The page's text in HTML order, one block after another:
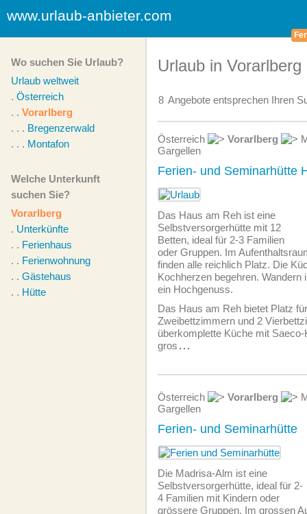
www.urlaub-anbieter.com
Wo suchen Sie Urlaub?
Urlaub weltweit
. Österreich
. . Vorarlberg
. . . Bregenzerwald
. . . Montafon
Welche Unterkunft
suchen Sie?
Vorarlberg
. Unterkünfte
. . Ferienhaus
. . Ferienwohnung
. . Gästehaus
. . Hütte
Urlaub in Vorarlberg
8 Angebote entsprechen Ihren
Österreich Vorarlberg
Gargellen
Ferien- und Seminarhütte
Das Haus am Reh ist eine
Selbstversorgerhütte mit 12
Betten, ideal für 2-3 Familien
oder Gruppen. Im
finden alle reichlich Platz. Die
Kochherzen begehren. Wandern
ein Hochgenuss.
Das Haus am Reh bietet Platz
Zweibettzimmern und 2
überkomplette Küche mit
gros ...
Österreich Vorarlberg
Gargellen
Ferien- und Seminarhütte
Die Madrisa-Alm ist eine
Selbstversorgerhütte, ideal für 2-
4 Familien mit Kindern oder
grössere Gruppen. Im grossen